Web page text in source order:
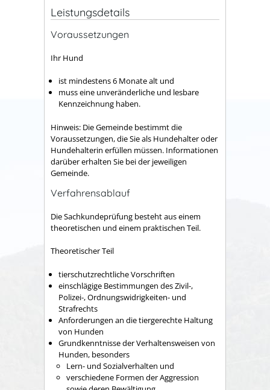
Leistungsdetails
Voraussetzungen
Ihr Hund
ist mindestens 6 Monate alt und
muss eine unveränderliche und lesbare
Kennzeichnung haben.
Hinweis: Die Gemeinde bestimmt die
Voraussetzungen, die Sie als Hundehalter oder
Hundehalterin erfüllen müssen. Informationen
darüber erhalten Sie bei der jeweiligen
Gemeinde.
Verfahrensablauf
Die Sachkundeprüfung besteht aus einem
theoretischen und einem praktischen Teil.
Theoretischer Teil
tierschutzrechtliche Vorschriften
einschlägige Bestimmungen des Zivil-,
Polizei-, Ordnungswidrigkeiten- und
Strafrechts
Anforderungen an die tiergerechte Haltung
von Hunden
Grundkenntnisse der Verhaltensweisen von
Hunden, besonders
Lern- und Sozialverhalten und
verschiedene Formen der Aggression